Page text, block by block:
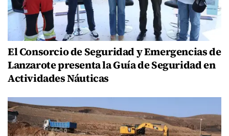
El Consorcio de Seguridad y Emergencias de
Lanzarote presenta la Guía de Seguridad en
Actividades Náuticas